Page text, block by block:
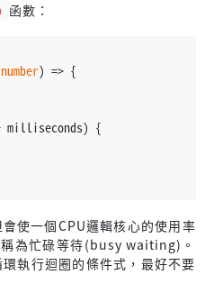
函數：
number) => {
milliseconds) {
使一個CPU邏輯核心的使用率
為忙碌等待(busy waiting)。
執行迴圈的條件式，最好不要